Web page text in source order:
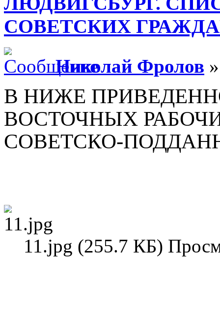
СОВЕТСКИХ
Николай Фролов
В НИЖЕ
ВОСТОЧНЫХ
СОВЕТСКО-
11.jpg (255.7 КБ)